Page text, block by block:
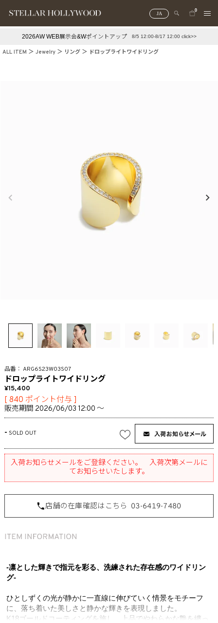
JA
0
2026AW WEB展示会&Wポイントアップ 8/5 12:00-8/17 12:00 click>>
ALL ITEM Jewelry リング ドロップライトワイドリング
ARG6S23W03S07
ドロップライトワイドリング
15,400
[ 840 ポイント付与 ]
販売期間 2026/06/03 12:00 〜
- SOLD OUT
入荷お知らせメールをご登録ください。 入荷次第メールに
てお知らせいたします。
店舗の在庫確認はこちら 03-6419-7480
-凛とした輝きで指元を彩る、洗練された存在感のワイドリン
グ-
ひとしずくの光が静かに一直線に伸びていく情景をモチーフ
に、落ち着いた美しさと静かな輝きを表現しました。
K18ゴールドコーティングを施し、上品でやわらかな艶を纏っ